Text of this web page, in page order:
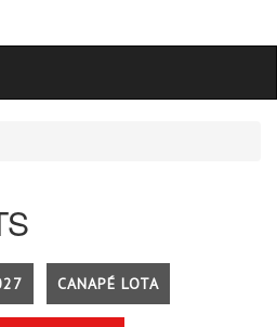
CANAPÉ LOTA